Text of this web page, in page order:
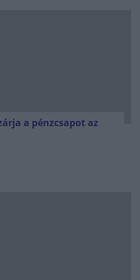
a pénzcsapot az